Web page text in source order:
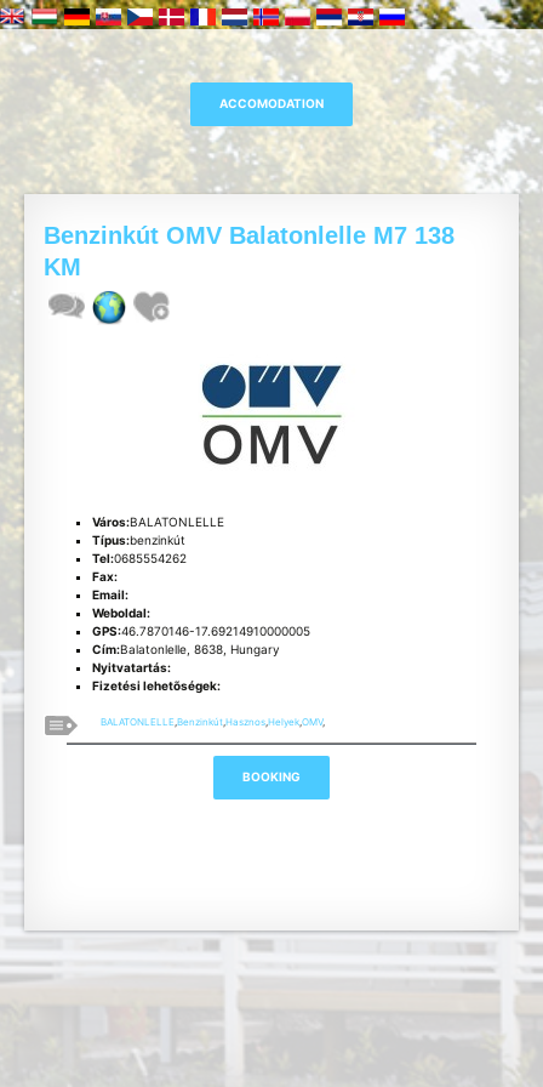
Benzinkút OMV Balatonlelle M7 138
KM
Város:BALATONLELLE
Típus:benzinkút
Tel:0685554262
Fax:
Email:
Weboldal:
GPS:46.7870146-17.69214910000005
Cím:Balatonlelle, 8638, Hungary
Nyitvatartás:
Fizetési lehetõségek:
BALATONLELLE ,Benzinkút ,Hasznos ,Helyek ,OMV,